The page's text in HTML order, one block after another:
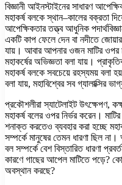
বিজ্ঞানী আইনস্টাইনের সাধারণ
মহাকর্ষ বলকে স্থান–কালের বক্রতা
আপেক্ষিকতার তত্ত্ব আধুনিক
একটি কাপ ফেলে দেন বা নদীতে
যায়। আবার আপনার ওজন মাটির ওপর
মহাকর্ষের অভিজ্ঞতা বলা যায়।
মহাকর্ষ বলকে সবচেয়ে রহস্যময় বলা
বলা যায়, মহাবিশ্বের সব গ্যালাক্সির
প্রকৌশলীরা স্যাটেলাইট উৎক্ষেপণ,
মহাকর্ষ বলের ওপর নির্ভর করেন। মাটির
শনাক্ত করতেও ব্যবহার করা হচ্ছে
সম্পর্কে মানুষের তেমন ধারণা ছিল
বল সম্পর্কে বেশ বিস্তারিত ধারণা
কারণে গাছের আপেল মাটিতে পড়ে?
অবস্থান করছে?